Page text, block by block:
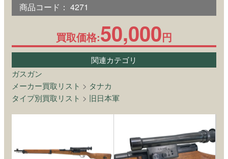
商品コード： 4271
買取価格:50,000円
関連カテゴリ
ガスガン
メーカー買取リスト > タナカ
タイプ別買取リスト > 旧日本軍